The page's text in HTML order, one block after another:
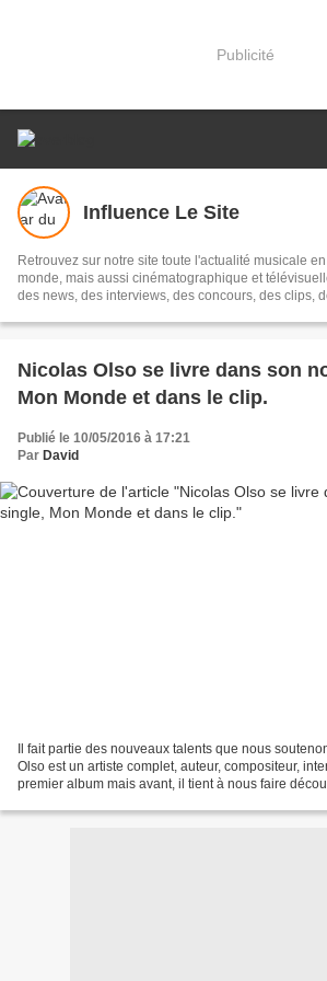
Publicité
Influence Le Site
Retrouvez sur notre site toute l'actualité musicale
monde, mais aussi cinématographique et
des news, des interviews, des concours, des clips,
Nicolas Olso se livre dans son
Mon Monde et dans le clip.
Publié le 10/05/2016 à 17:21
Par David
Il fait partie des nouveaux talents que nous
Olso est un artiste complet, auteur, compositeur,
premier album mais avant, il tient à nous faire